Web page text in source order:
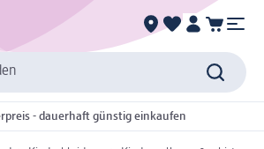
- dauerhaft günstig einkaufen